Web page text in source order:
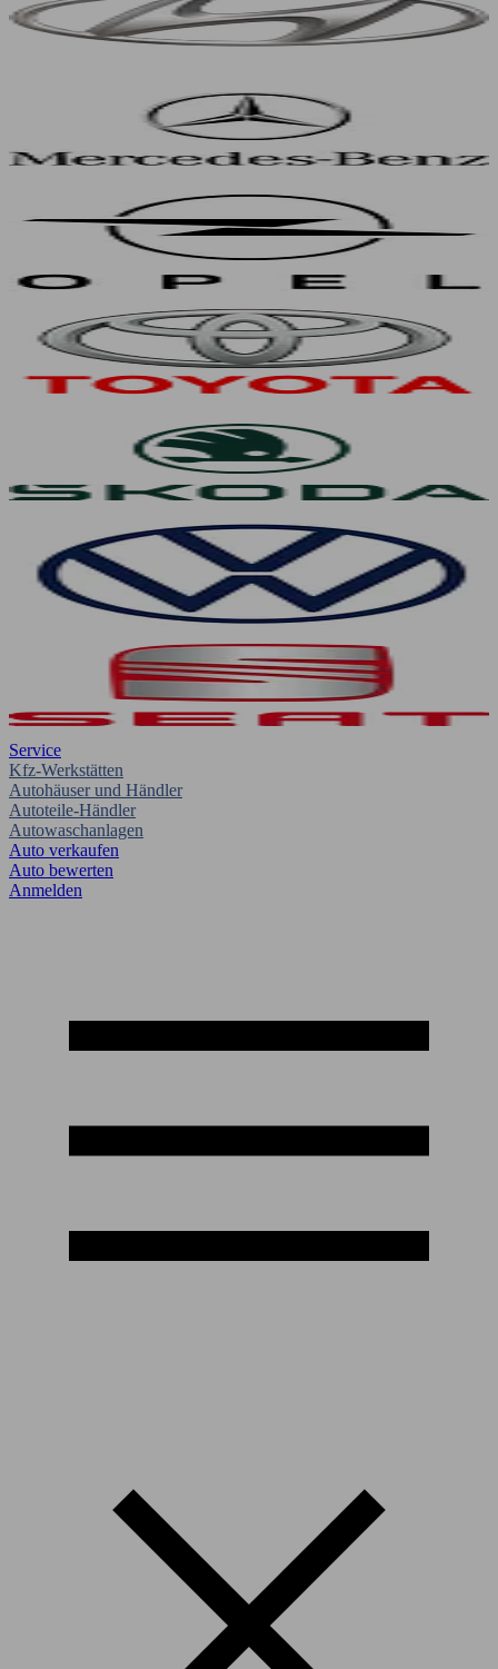
Service
Kfz-Werkstätten
Autohäuser und Händler
Autoteile-Händler
Autowaschanlagen
Auto verkaufen
Auto bewerten
Anmelden